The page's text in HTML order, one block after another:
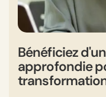
Bénéficiez
approfondie